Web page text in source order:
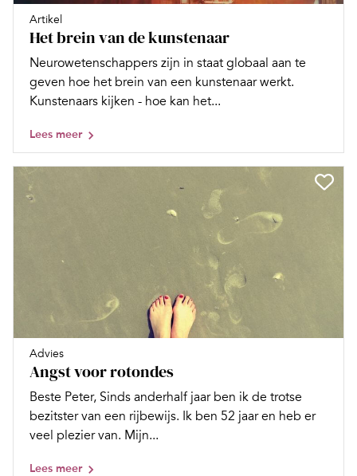
Artikel
Het brein van de kunstenaar
Neurowetenschappers zijn in staat globaal aan te
geven hoe het brein van een kunstenaar werkt.
Kunstenaars kijken - hoe kan het...
Lees meer
Advies
Angst voor rotondes
Beste Peter, Sinds anderhalf jaar ben ik de trotse
bezitster van een rijbewijs. Ik ben 52 jaar en heb er
veel plezier van. Mijn...
Lees meer